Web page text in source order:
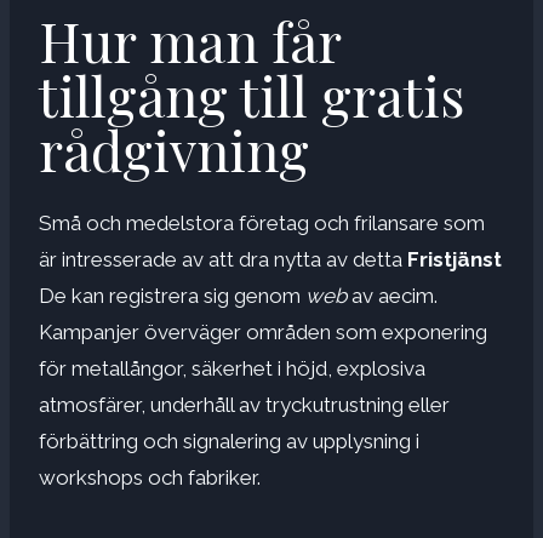
Hur man får
tillgång till gratis
rådgivning
Små och medelstora företag och frilansare som
är intresserade av att dra nytta av detta Fristjänst
De kan registrera sig genom webav aecim.
Kampanjer överväger områden som exponering
för metallångor, säkerhet i höjd, explosiva
atmosfärer, underhåll av tryckutrustning eller
förbättring och signalering av upplysning i
workshops och fabriker.